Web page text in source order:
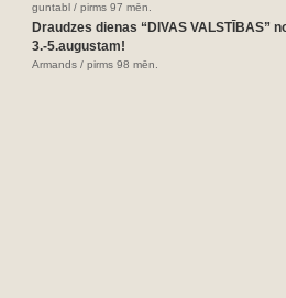
guntabl / pirms 97 mēn.
Draudzes dienas “DIVAS VALSTĪBAS”
3.-5.augustam!
Armands / pirms 98 mēn.